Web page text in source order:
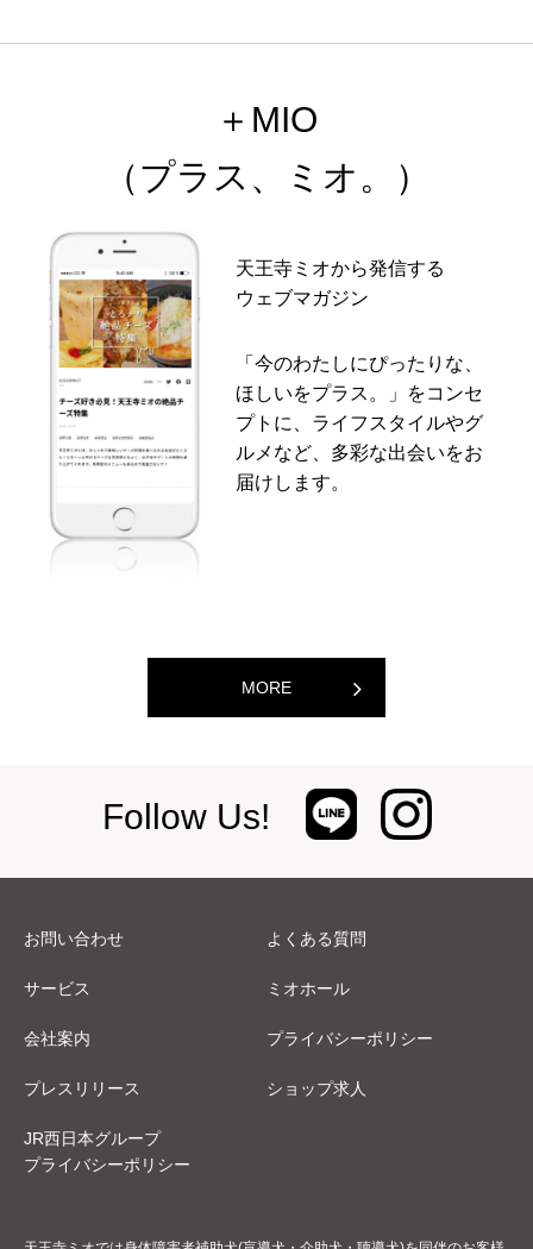
＋MIO
（プラス、ミオ。）
天王寺ミオから発信する
ウェブマガジン
「今のわたしにぴったりな、
ほしいをプラス。」をコンセ
プトに、ライフスタイルやグ
ルメなど、多彩な出会いをお
届けします。
MORE
Follow Us!
お問い合わせ よくある質問
サービス ミオホール
会社案内 プライバシーポリシー
プレスリリース ショップ求人
JR西日本グループ
プライバシーポリシー